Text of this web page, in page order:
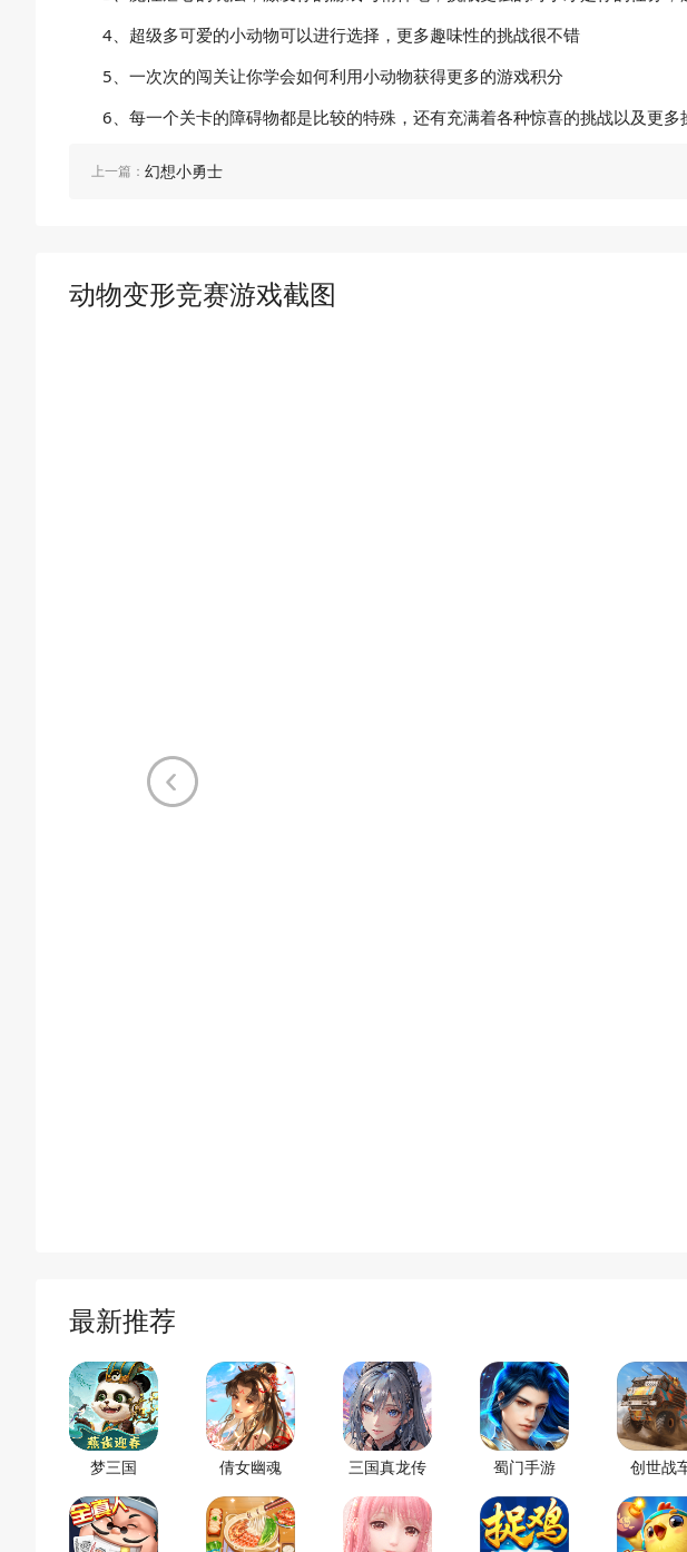
4、超级多可爱的小动物可以进行选择，更多趣味性的挑战很不错
5、一次次的闯关让你学会如何利用小动物获得更多的游戏积分
6、每一个关卡的障碍物都是比较的特殊，还有充满着各种惊喜的挑战以及更多
上一篇： 幻想小勇士
动物变形竞赛游戏截图
最新推荐
梦三国 倩女幽魂 三国真龙传 蜀门手游 创世战